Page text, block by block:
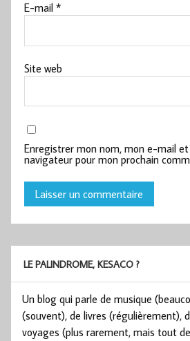
E-mail*
Site web
Enregistrer mon nom, mon e-mail
navigateur pour mon prochain
LE PALINDROME, KESACO ?
Un blog qui parle de musique
(souvent), de livres (régulièrement),
voyages (plus rarement, mais tout